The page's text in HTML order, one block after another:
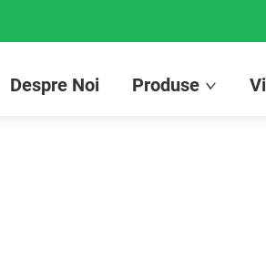
Despre Noi Produse